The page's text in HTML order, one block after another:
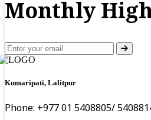
Monthly
Kumaripati, Lalitpur
Phone: +977 01 5408805/